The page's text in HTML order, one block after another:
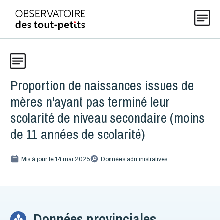
Thématiques
Explorer les données 0-5
À propos
Données
Proportion de naissances issues de
mères n'ayant pas terminé leur
scolarité de niveau secondaire (moins
de 11 années de scolarité)
Mis à jour le 14 mai 2025 Données administratives